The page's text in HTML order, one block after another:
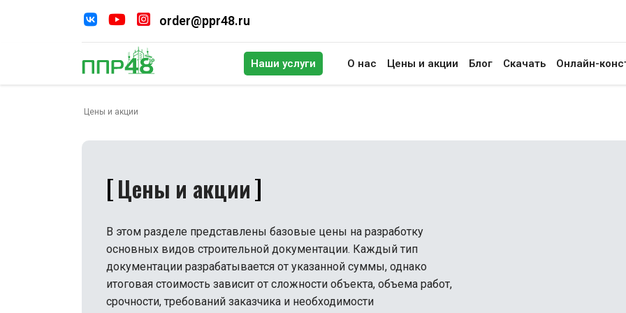
order@ppr48.ru
Наши услуги О нас Цены и акции Блог Скачать Онлайн-
Цены и акции
Цены и акции
В этом разделе представлены базовые цены на разработку
основных видов строительной документации. Каждый тип
документации разрабатывается от указанной суммы, однако
итоговая стоимость зависит от сложности объекта, объема работ,
срочности, требований заказчика и необходимости
Поиск